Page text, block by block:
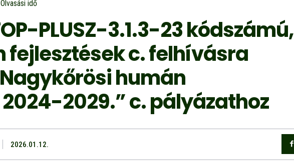
Olvasási idő
PLUSZ-3.1.3-23 kódszámú,
fejlesztések c. felhívásra
humán
2029.” c. pályázathoz
2026.01.12.